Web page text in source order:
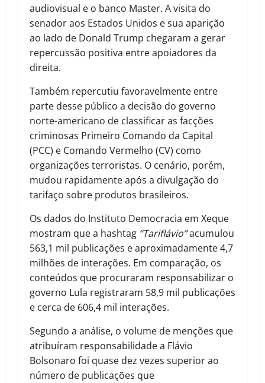
audiovisual e o banco Master. A visita do
senador aos Estados Unidos e sua aparição
ao lado de Donald Trump chegaram a gerar
repercussão positiva entre apoiadores da
direita.
Também repercutiu favoravelmente entre
parte desse público a decisão do governo
norte-americano de classificar as facções
criminosas Primeiro Comando da Capital
(PCC) e Comando Vermelho (CV) como
organizações terroristas. O cenário, porém,
mudou rapidamente após a divulgação do
tarifaço sobre produtos brasileiros.
Os dados do Instituto Democracia em Xeque
mostram que a hashtag “Tariflávio”acumulou
563,1 mil publicações e aproximadamente 4,7
milhões de interações. Em comparação, os
conteúdos que procuraram responsabilizar o
governo Lula registraram 58,9 mil publicações
e cerca de 606,4 mil interações.
Segundo a análise, o volume de menções que
atribuíram responsabilidade a Flávio
Bolsonaro foi quase dez vezes superior ao
número de publicações que